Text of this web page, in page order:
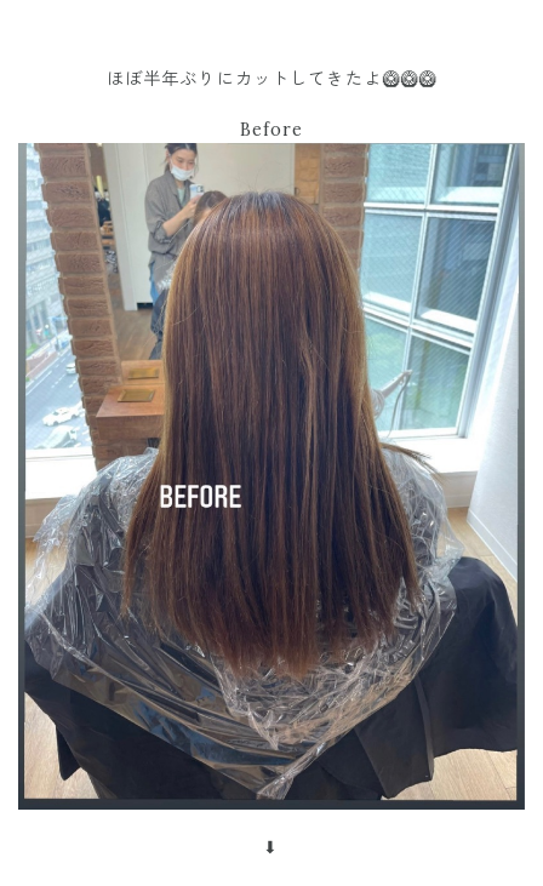
ほぼ半年ぶりにカットしてきたよ🥝🥝🥝
Before
⬇︎